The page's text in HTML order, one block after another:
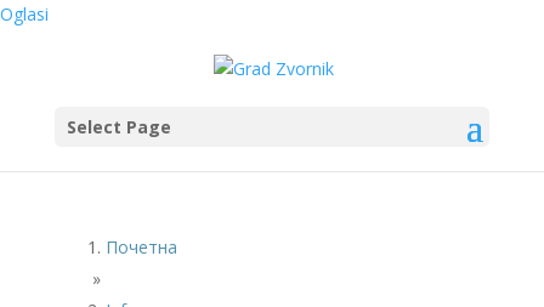
Oglasi
Select Page
Почетна
»